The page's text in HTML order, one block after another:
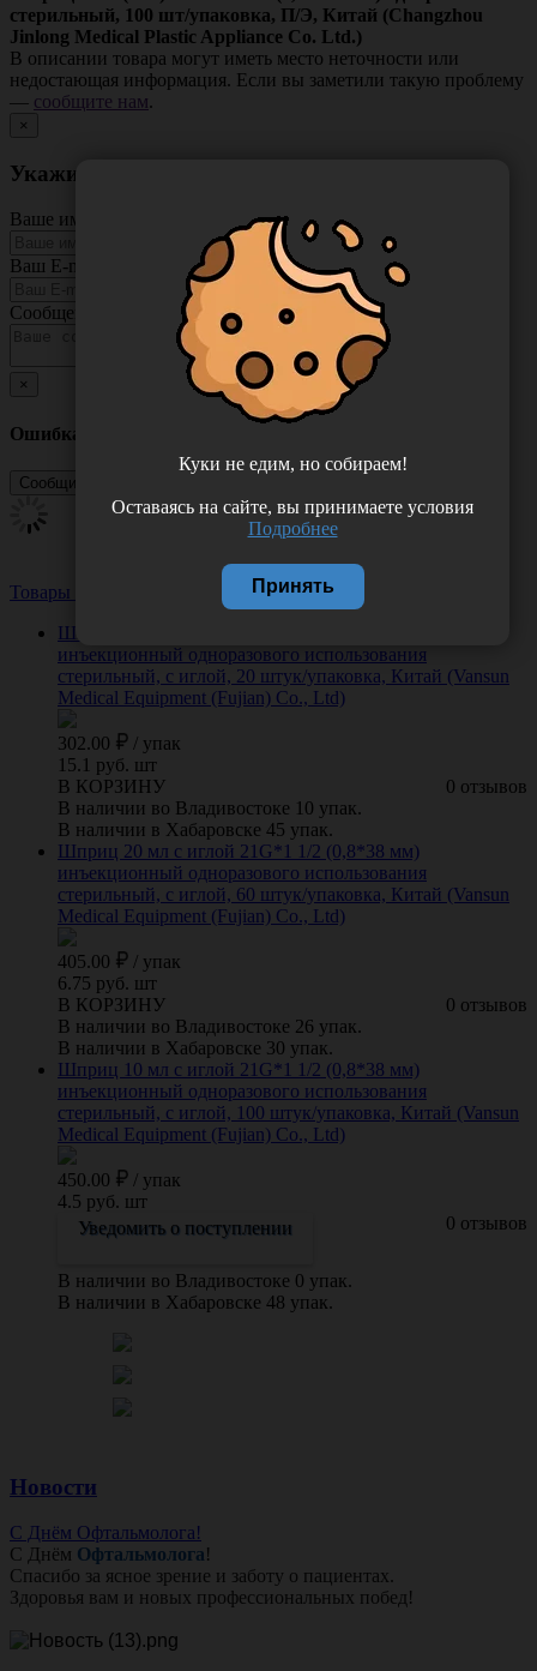
стерильный, 100 шт/упаковка, П/Э, Китай (Changzhou
Jinlong Medical Plastic Appliance Co. Ltd.)
В описании товара могут иметь место неточности или
недостающая информация. Если вы заметили такую проблему
— сообщите нам.
×
Укажите неточность в описании товара
Ваше имя
Ваш E-mail
Сообщение
×
Ошибка
Товары из этой категории
Посмотреть все
Шприц 50 мл с иглой 18G*1 1/2 (1,2*38 мм)
инъекционный одноразового использования
стерильный, с иглой, 20 штук/упаковка, Китай (Vansun
Medical Equipment (Fujian) Co., Ltd)
302.00 / упак
15.1 руб. шт
0 отзывов
В КОРЗИНУ
В наличии во Владивостоке 10 упак.
В наличии в Хабаровске 45 упак.
Шприц 20 мл с иглой 21G*1 1/2 (0,8*38 мм)
инъекционный одноразового использования
стерильный, с иглой, 60 штук/упаковка, Китай (Vansun
Medical Equipment (Fujian) Co., Ltd)
405.00 / упак
6.75 руб. шт
0 отзывов
В КОРЗИНУ
В наличии во Владивостоке 26 упак.
В наличии в Хабаровске 30 упак.
Шприц 10 мл с иглой 21G*1 1/2 (0,8*38 мм)
инъекционный одноразового использования
стерильный, с иглой, 100 штук/упаковка, Китай (Vansun
Medical Equipment (Fujian) Co., Ltd)
450.00 / упак
4.5 руб. шт
0 отзывов
Уведомить о поступлении
В наличии во Владивостоке 0 упак.
В наличии в Хабаровске 48 упак.
Новости
С Днём Офтальмолога!
С Днём Офтальмолога!
Спасибо за ясное зрение и заботу о пациентах.
Здоровья вам и новых профессиональных побед!
Куки не едим, но собираем!
Оставаясь на сайте, вы принимаете условия
Подробнее
Принять